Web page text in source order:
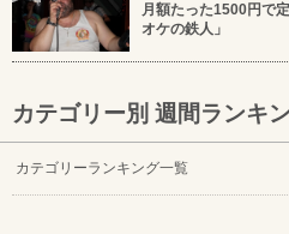
月額たった1500円で
オケの鉄人」
カテゴリー別 週間ランキ
カテゴリーランキング一覧